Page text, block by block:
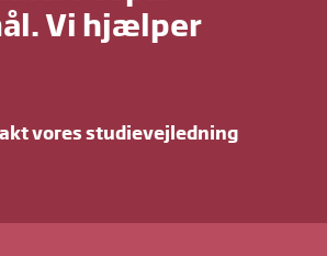
Vi hjælper
vores studievejledning